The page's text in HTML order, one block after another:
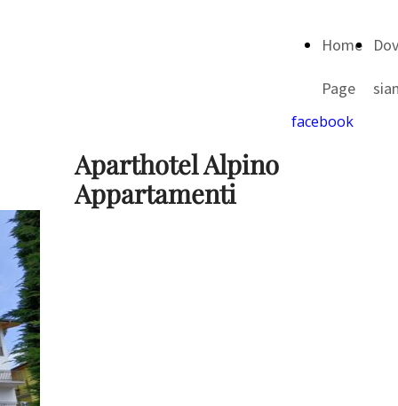
Home
Page
Aparthotel Alpino
Appartamenti
facebook